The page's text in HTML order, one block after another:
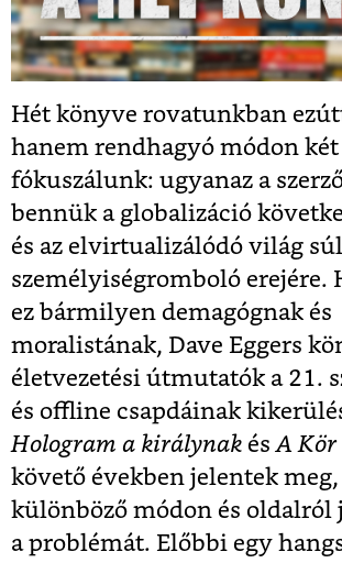
Hét könyve rovatunkban
hanem rendhagyó módon
fókuszálunk: ugyanaz a
bennük a globalizáció
és az elvirtualizálódó világ
személyiségromboló erejére.
ez bármilyen demagógnak és
moralistának, Dave Eggers
életvezetési útmutatók a 21.
és offline csapdáinak
Hologram a királynak és A Kör
követő években jelentek
különböző módon és oldalról
a problémát. Előbbi egy